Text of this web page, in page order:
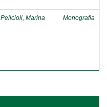
Pelicioli, Marina Monografia